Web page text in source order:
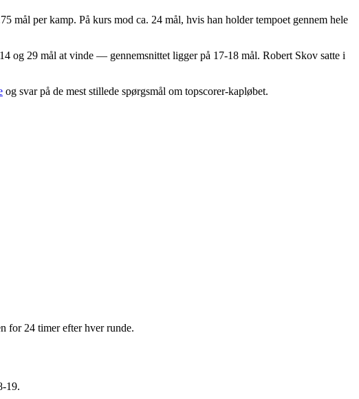
mål per kamp. På kurs mod ca. 24 mål, hvis han holder tempoet gennem hele
og 29 mål at vinde — gennemsnittet ligger på 17-18 mål. Robert Skov satte i
og svar på de mest stillede spørgsmål om topscorer-kapløbet.
for 24 timer efter hver runde.
19.